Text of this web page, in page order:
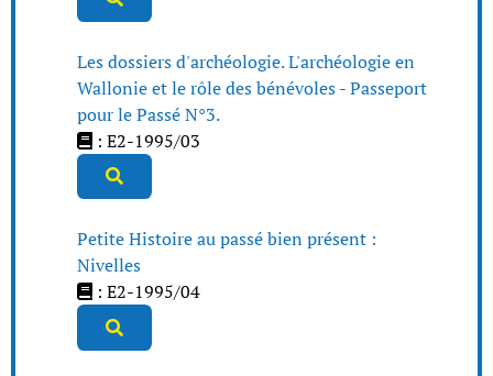
Les dossiers d'archéologie. L'archéologie en
Wallonie et le rôle des bénévoles - Passeport
pour le Passé N°3.
: E2-1995/03
Petite Histoire au passé bien présent :
Nivelles
: E2-1995/04